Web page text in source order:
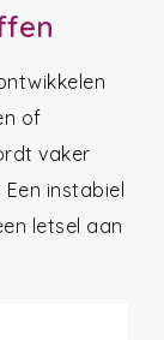
of
vaker
instabiel
letsel aan